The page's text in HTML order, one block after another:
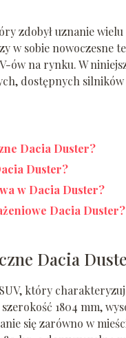
zdobył uznanie
w sobie
ów na rynku. W
dostępnych silników
Dacia Duster?
Duster?
w Dacia Duster?
Dacia Duster?
Dacia
który
1804 mm,
się zarówno w